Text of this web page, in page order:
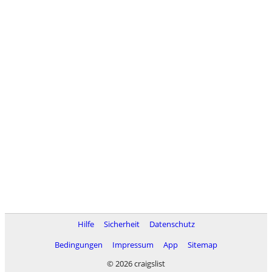
Hilfe Sicherheit
Datenschutz
Bedingungen
Impressum App
Sitemap
© 2026 craigslist